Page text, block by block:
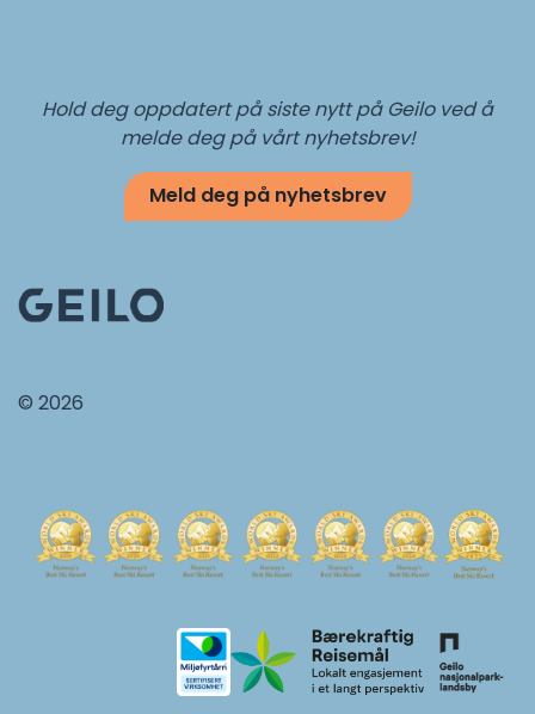
Hold deg oppdatert på siste nytt på Geilo ved å
melde deg på vårt nyhetsbrev!
Meld deg på nyhetsbrev
© 2026